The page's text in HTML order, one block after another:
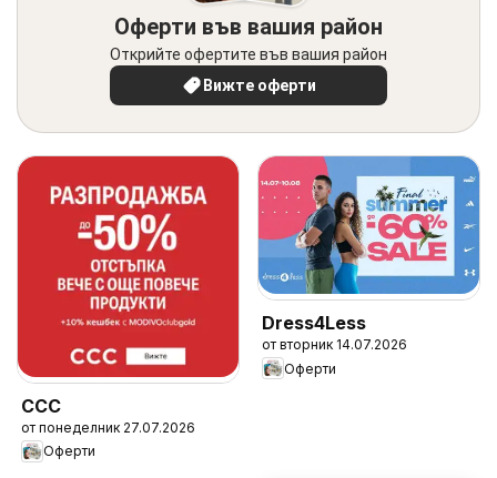
Оферти във вашия район
Открийте офертите във вашия район
Вижте оферти
CCC
от понеделник 27.07.2026
Оферти
Dress4Less
от вторник 14.07.2026
Оферти